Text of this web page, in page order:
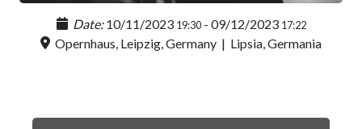
Date:10/11/2023 19:30- 09/12/2023 17:22
Opernhaus, Leipzig, Germany | Lipsia, Germania